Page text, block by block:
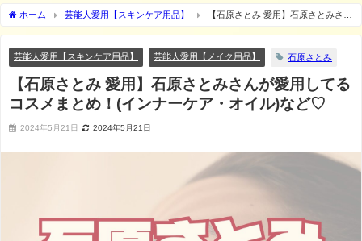
ホーム 芸能人愛用【スキンケア用品】
【石原さとみ 愛用】石原さとみさん
が愛用してるコスメまとめ！(インナーケア・オイル)など♡
芸能人愛用【スキンケア用品】 芸能人愛用【メイク用品】 石原さとみ
【石原さとみ 愛用】石原さとみさんが愛用してる
コスメまとめ！(インナーケア・オイル)など♡
2024年5月21日 2024年5月21日